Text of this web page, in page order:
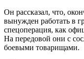
Он рассказал, что,
вынужден работать в
спецоперация, как
На передовой они с
боевыми товарищами.